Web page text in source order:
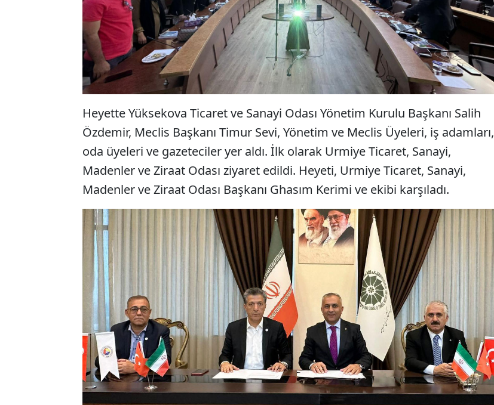
Heyette Yüksekova Ticaret ve Sanayi Odası Yönetim Kurulu Başkanı Salih
Özdemir, Meclis Başkanı Timur Sevi, Yönetim ve Meclis Üyeleri, iş adamları,
oda üyeleri ve gazeteciler yer aldı. İlk olarak Urmiye Ticaret, Sanayi,
Madenler ve Ziraat Odası ziyaret edildi. Heyeti, Urmiye Ticaret, Sanayi,
Madenler ve Ziraat Odası Başkanı Ghasım Kerimi ve ekibi karşıladı.